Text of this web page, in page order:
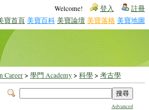
Welcome! 登入 註冊
寶首頁 美寶百科 美寶論壇 美寶落格 美寶地圖
Career> 學門 Academy> 科學> 考古學
Advanced